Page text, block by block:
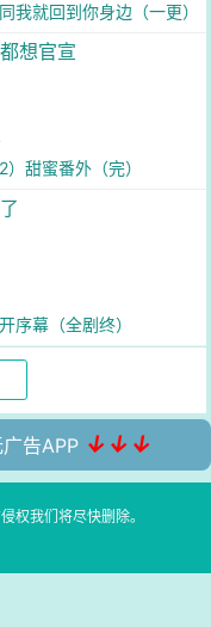
我就回到你身边（一更）
想官宣
甜蜜番外（完）
序幕（全剧终）
告APP ↓↓↓
权我们将尽快删除。